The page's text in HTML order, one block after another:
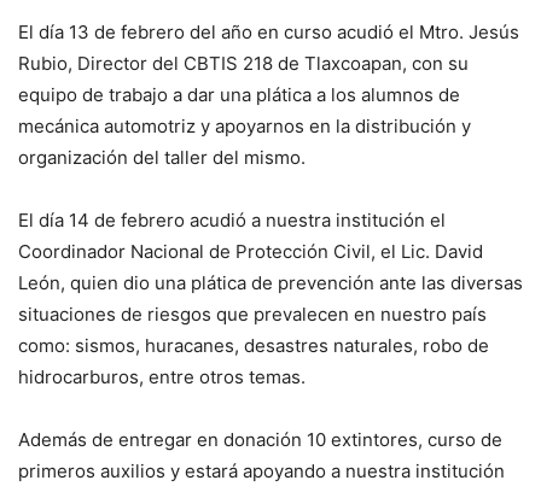
El día 13 de febrero del año en curso acudió el Mtro. Jesús
Rubio, Director del CBTIS 218 de Tlaxcoapan, con su
equipo de trabajo a dar una plática a los alumnos de
mecánica automotriz y apoyarnos en la distribución y
organización del taller del mismo.
El día 14 de febrero acudió a nuestra institución el
Coordinador Nacional de Protección Civil, el Lic. David
León, quien dio una plática de prevención ante las diversas
situaciones de riesgos que prevalecen en nuestro país
como: sismos, huracanes, desastres naturales, robo de
hidrocarburos, entre otros temas.
Además de entregar en donación 10 extintores, curso de
primeros auxilios y estará apoyando a nuestra institución